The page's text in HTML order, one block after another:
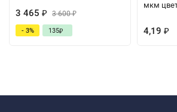
3 465 ₽ 3 600₽
- 3% 135₽
мкм
4,19 ₽